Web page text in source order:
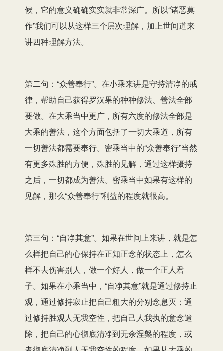
候，它的意义确确实实就非常深广。所以“诸恶莫
作”我们可以从这样三个层次理解，加上世间道来
讲四种理解方法。
第二句：“众善奉行”。在小乘来讲是守持清净的戒
律，帮助自己获得罗汉果的种种修法、善法全部
要做。在大乘当中更广，所有六度的修法全部是
大乘的善法，这个方面包括了一切大乘道，所有
一切善法都需要奉行。密乘当中的“众善奉行”当然
有更多殊胜的方便，殊胜的见解，通过这样摄持
之后，一切都成为善法。密乘当中如果有这样的
见解，那么“众善奉行”利益的程度就很高。
第三句：“自净其意”。如果在世间上来讲，就是怎
么样把自己的心保持在正知正念的状态上，怎么
样不去伤害别人，做一个好人，做一个正人君
子。如果在小乘当中，“自净其意”就是通过修持止
观，通过修持寂止把自己粗大的分别念息灭；通
过修持胜观人无我空性，把自己人我执的意念遣
除，把自己的心彻底清净到无余涅槃的程度，或